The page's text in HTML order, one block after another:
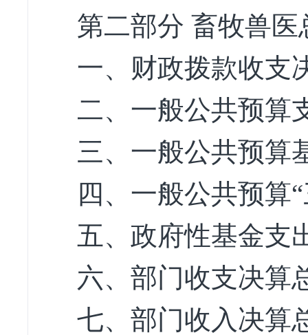
第二部分 畜牧兽
一、财政拨款收支
二、一般公共预算
三、一般公共预算
四、一般公共预算
五、政府性基金支
六、部门收支决算
七、部门收入决算